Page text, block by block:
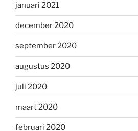
januari 2021
december 2020
september 2020
augustus 2020
juli 2020
maart 2020
februari 2020